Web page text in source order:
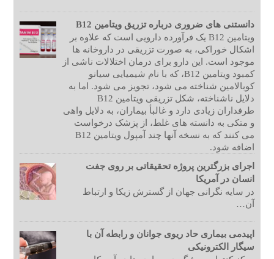
دانستنی های ضروری درباره تزریق ویتامین B12
ویتامین B12 یک فرآورده دارویی است که علاوه بر
اشکال خوراکی، به صورت تزریقی در داروخانه ها
موجود است. این دارو برای درمان اختلالات ناشی از
کمبود ویتامین B12، که با نام شیمیایی سیانو
کوبالامین شناخته می شود، تجویز می شود. اما به
دلایل ناشناخته، شکل تزریقی ویتامین B12
طرفداران زیادی دارد و غالبأ بیماران، به دلایل واهی
و متکی به دانسته های غلط، از پزشک درخواست
می کنند که به نسخه آنها چند آمپول ویتامین B12
اضافه شود.
اجرای بزرگترین پروژه تحقیقاتی بر روی جفت
انسان در آمریکا
در سایه نگرانی جهان از گسترش زیکا و ارتباط
آن…
اپیدمی بیماری حاد ریوی جوانان و رابطه آن با
سیگار الکترونیکی